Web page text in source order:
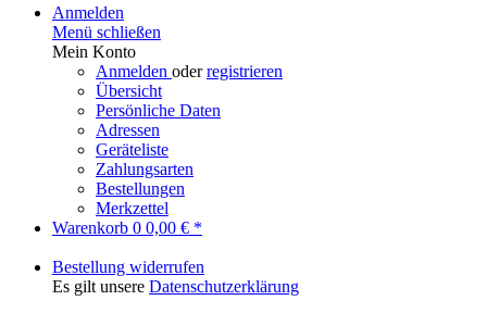
Anmelden
Menü schließen
Mein Konto
Anmelden oderregistrieren
Übersicht
Persönliche Daten
Adressen
Geräteliste
Zahlungsarten
Bestellungen
Merkzettel
Warenkorb 0 0,00 € *
Bestellung widerrufen
Es gilt unsere Datenschutzerklärung